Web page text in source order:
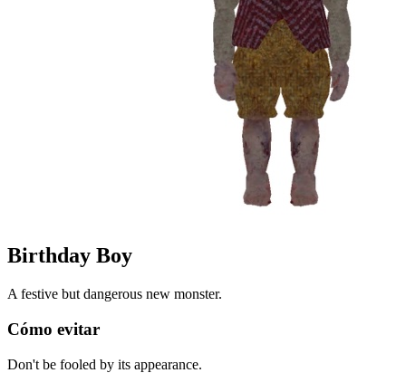
Birthday Boy
A festive but dangerous new monster.
Cómo evitar
Don't be fooled by its appearance.